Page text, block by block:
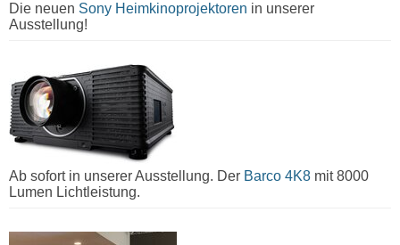
Die neuen Sony Heimkinoprojektoren in unserer
Ausstellung!
Ab sofort in unserer Ausstellung. Der Barco 4K8 mit 8000
Lumen Lichtleistung.